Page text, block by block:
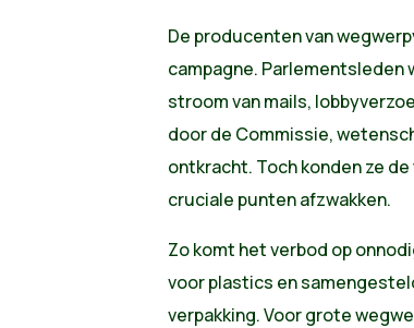
De producenten van
campagne.
stroom van mails,
door de Commissie,
ontkracht. Toch konden ze
cruciale punten afzwakken.
Zo komt het verbod op
voor plastics en
verpakking. Voor grote